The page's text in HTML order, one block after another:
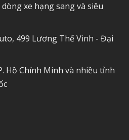
xe hạng sang và siêu
499 Lương Thế Vinh - Đại
Hồ Chính Minh và nhiều tỉnh